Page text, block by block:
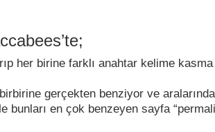
her birine farklı anahtar kelime
gerçekten benziyor ve
bunları en çok benzeyen sayfa